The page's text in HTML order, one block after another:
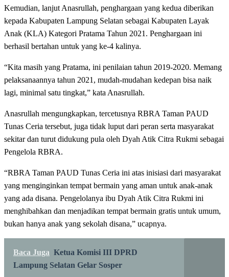
Kemudian, lanjut Anasrullah, penghargaan yang kedua diberikan
kepada Kabupaten Lampung Selatan sebagai Kabupaten Layak
Anak (KLA) Kategori Pratama Tahun 2021. Penghargaan ini
berhasil bertahan untuk yang ke-4 kalinya.
“Kita masih yang Pratama, ini penilaian tahun 2019-2020. Memang
pelaksanaannya tahun 2021, mudah-mudahan kedepan bisa naik
lagi, minimal satu tingkat,” kata Anasrullah.
Anasrullah mengungkapkan, tercetusnya RBRA Taman PAUD
Tunas Ceria tersebut, juga tidak luput dari peran serta masyarakat
sekitar dan turut didukung pula oleh Dyah Atik Citra Rukmi sebagai
Pengelola RBRA.
“RBRA Taman PAUD Tunas Ceria ini atas inisiasi dari masyarakat
yang menginginkan tempat bermain yang aman untuk anak-anak
yang ada disana. Pengelolanya ibu Dyah Atik Citra Rukmi ini
menghibahkan dan menjadikan tempat bermain gratis untuk umum,
bukan hanya anak yang sekolah disana,” ucapnya.
Baca Juga Ketua Komisi III DPRD
Lampung Selatan Gelar Sosper